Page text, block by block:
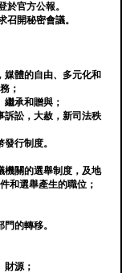
於官方公報。
召開秘密會議。
媒體的自由、多元化和
；
繼承和贈與；
訴訟，大赦，新司法秩
行制度。
機關的選舉制度，及地
和選舉產生的職位；
的轉移。
財源；